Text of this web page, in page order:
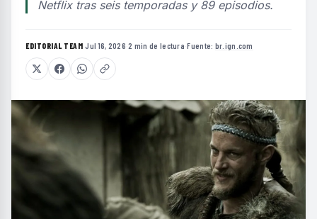
Netflix tras seis temporadas y 89 episodios.
EDITORIAL TEAM·Jul 16, 2026·2 min de lectura·Fuente: br.ign.com